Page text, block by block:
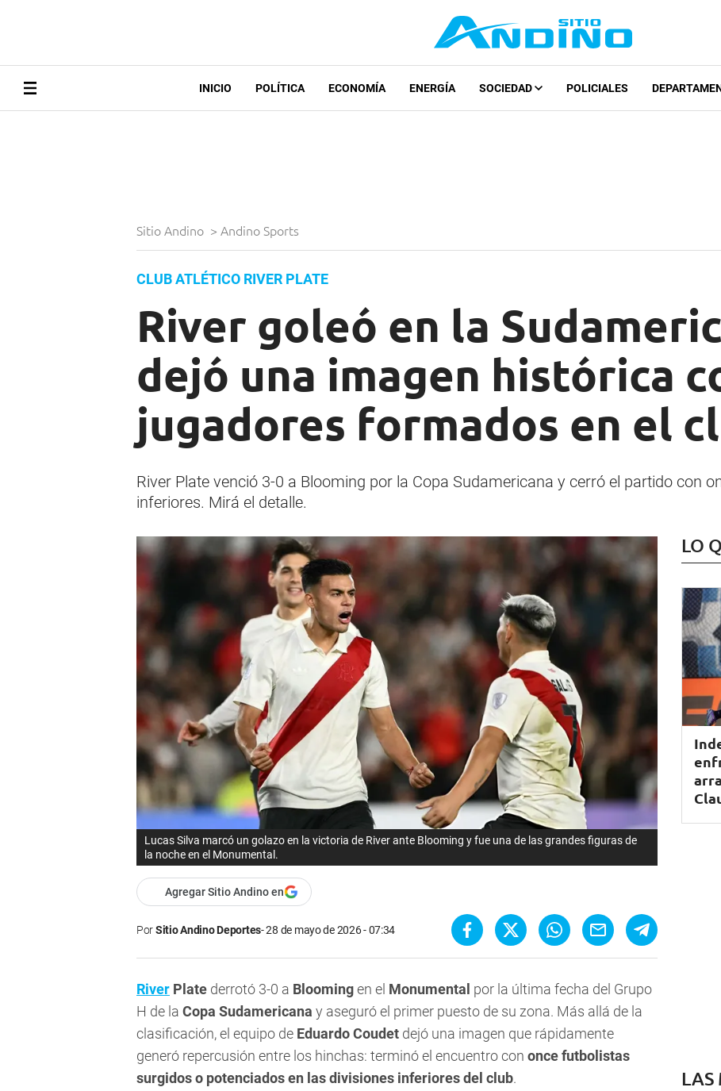
INICIO POLÍTICA ECONOMÍA ENERGÍA SOCIEDAD POLICIALES
Sitio Andino > Andino Sports
CLUB ATLÉTICO RIVER PLATE
River goleó en la
dejó una imagen histórica
jugadores formados en el
River Plate venció 3-0 a Blooming por la Copa Sudamericana y cerró el partido con
inferiores. Mirá el detalle.
Lucas Silva marcó un golazo en la victoria de River ante Blooming y fue una de las grandes figuras de
la noche en el Monumental.
Agregar Sitio Andino en
PorSitio Andino Deportes 28 de mayo de 2026 - 07:34
River Plate derrotó 3-0 a Bloomingen el Monumental por la última fecha del Grupo
H de la Copa Sudamericana y aseguró el primer puesto de su zona. Más allá de la
clasificación, el equipo de Eduardo Coudet dejó una imagen que rápidamente
generó repercusión entre los hinchas: terminó el encuentro con once futbolistas
surgidos o potenciados en las divisiones inferiores del club.
LO
LAS